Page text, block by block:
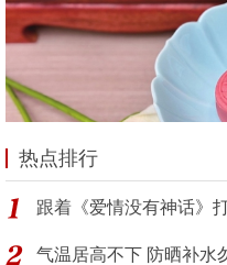
热点排行
跟着《爱情没有神话》
气温居高不下 防晒补水